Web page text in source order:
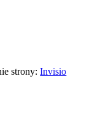
strony:Invisio